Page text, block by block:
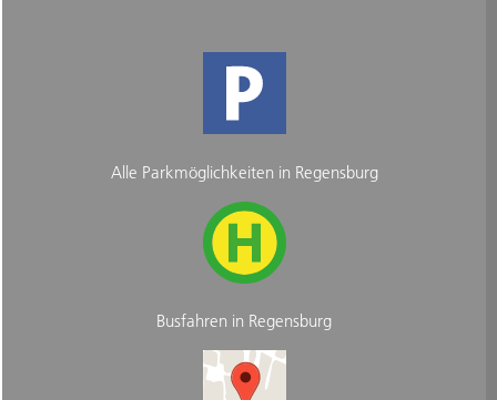
Alle Parkmöglichkeiten in Regensburg
Busfahren in Regensburg